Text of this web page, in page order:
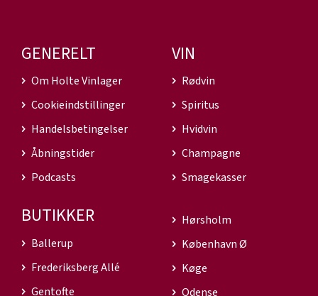
GENERELT
Om Holte Vinlager
Cookieindstillinger
Handelsbetingelser
Åbningstider
Podcasts
VIN
Rødvin
Spiritus
Hvidvin
Champagne
Smagekasser
BUTIKKER
Ballerup
Frederiksberg Allé
Gentofte
Hørsholm
København Ø
Køge
Odense